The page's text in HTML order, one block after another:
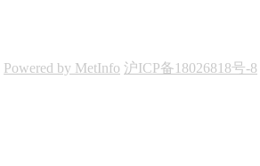
Powered by MetInfo 沪ICP备18026818号-8